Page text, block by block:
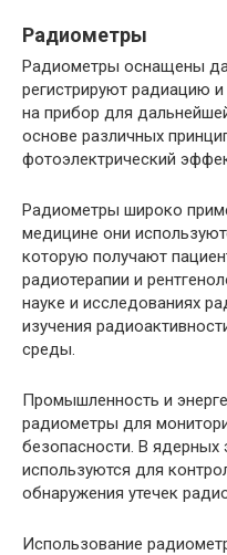
Радиометры
Радиометры оснащены
регистрируют радиацию
на прибор для
основе различных
фотоэлектрический
Радиометры широко
медицине они
которую получают
радиотерапии и
науке и исследованиях
изучения
среды.
Промышленность и
радиометры для
безопасности. В ядерных
используются для
обнаружения утечек
Использование